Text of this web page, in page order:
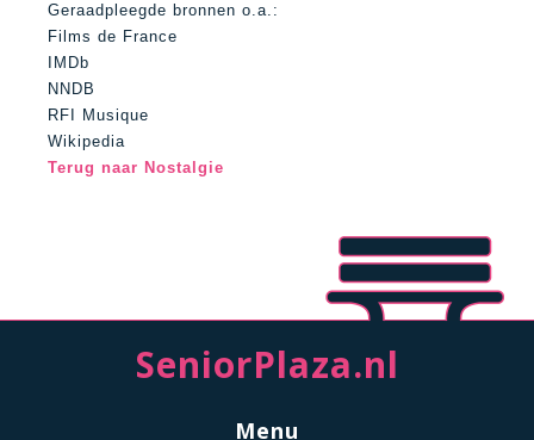
Geraadpleegde bronnen o.a.:
Films de France
IMDb
NNDB
RFI Musique
Wikipedia
Terug naar Nostalgie
SeniorPlaza.nl
Menu